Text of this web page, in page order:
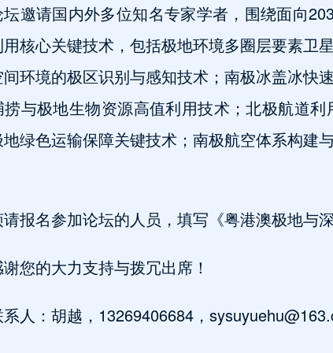
坛邀请国内外多位知名专家学者，围绕面向
核心关键技术，包括极地环境多圈层要素卫
环境的极区识别与感知技术；南极冰盖冰快
与极地生物资源高值利用技术；北极航道
绿色运输保障关键技术；南极航空体系构建
报名参加论坛的人员，填写《粤港澳极地与
谢您的大力支持与拨冗出席！
人：胡越，13269406684，